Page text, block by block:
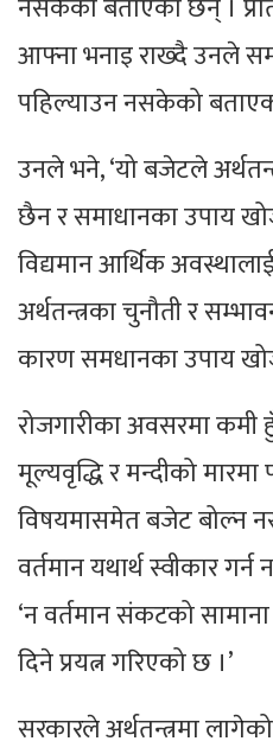
नसकेको बताएका छन् ।
आफ्ना भनाइ राख्दै उनले
पहिल्याउन नसकेको
उनले भने, ‘यो बजेटले
छैन र समाधानका उपाय
विद्यमान आर्थिक
अर्थतन्त्रका चुनौती र
कारण समधानका उपाय
रोजगारीका अवसरमा
मूल्यवृद्धि र मन्दीको मारमा
विषयमासमेत बजेट बोल्न
वर्तमान यथार्थ स्वीकार
‘न वर्तमान संकटको
दिने प्रयत्न गरिएको छ ।’
सरकारले अर्थतन्त्रमा